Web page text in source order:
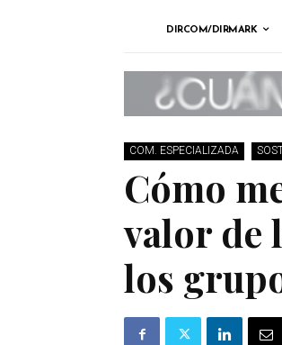
DIRCOM/DIRMARK
COM. ESPECIALIZADA
Cómo
valor de
los